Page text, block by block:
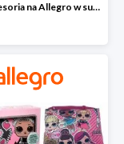
Lalki i akcesoria na Allegro w super cenach od 10 zł